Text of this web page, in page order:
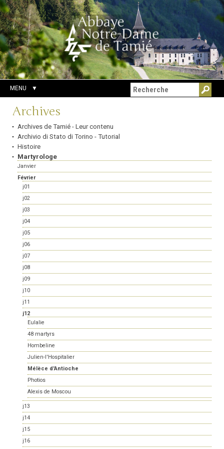
Aller
au
contenu.
|
Aller
à
la
navigation
Outils
personnels
Chercher par
Recherche
avancée…
MENU
Navigation
Archives
Archives de Tamié - Leur contenu
Archivio di Stato di Torino - Tutorial
Histoire
Martyrologe
Janvier
Février
j01
j02
j03
j04
j05
j06
j07
j08
j09
j10
j11
j12
Eulalie
48 martyrs
Hombeline
Julien-l'Hospitalier
Mélèce d'Antioche
Photios
Alexis de Moscou
j13
j14
j15
j16